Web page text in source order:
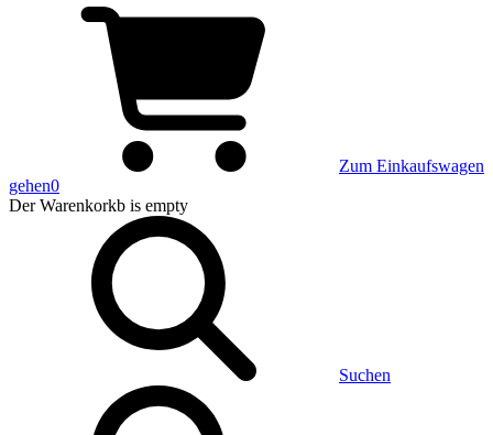
Zum Einkaufswagen
gehen0
Der Warenkorkb is empty
Suchen